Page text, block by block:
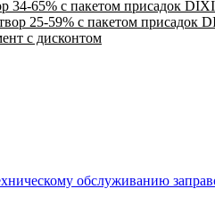
34-65% с пакетом присадок
25-59% с пакетом присадок
с дисконтом
обслуживанию